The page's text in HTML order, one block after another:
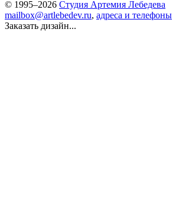
© 1995–2026 Студия Артемия Лебедева
mailbox@artlebedev.ru, адреса и телефоны
Заказать дизайн...